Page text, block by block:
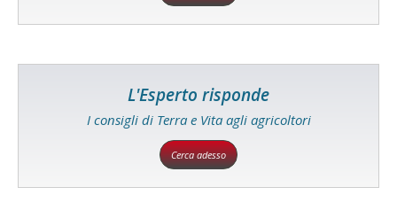
L'Esperto risponde
I consigli di Terra e Vita agli agricoltori
Cerca adesso